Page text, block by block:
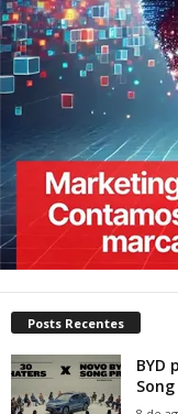
Posts Recentes
BYD